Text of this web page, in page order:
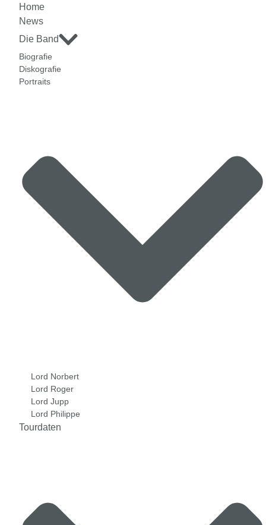
Home
News
Die Band
Biografie
Diskografie
Portraits
Lord Norbert
Lord Roger
Lord Jupp
Lord Philippe
Tourdaten